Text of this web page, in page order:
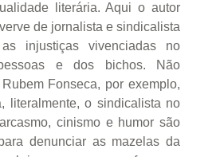
literária. Aqui o autor
de jornalista e sindicalista
injustiças vivenciadas no
e dos bichos. Não
Fonseca, por exemplo,
literalmente, o sindicalista no
cinismo e humor são
denunciar as mazelas da